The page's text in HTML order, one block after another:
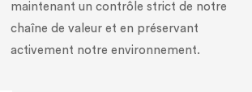
maintenant un contrôle strict de notre
chaîne de valeur et en préservant
activement notre environnement.